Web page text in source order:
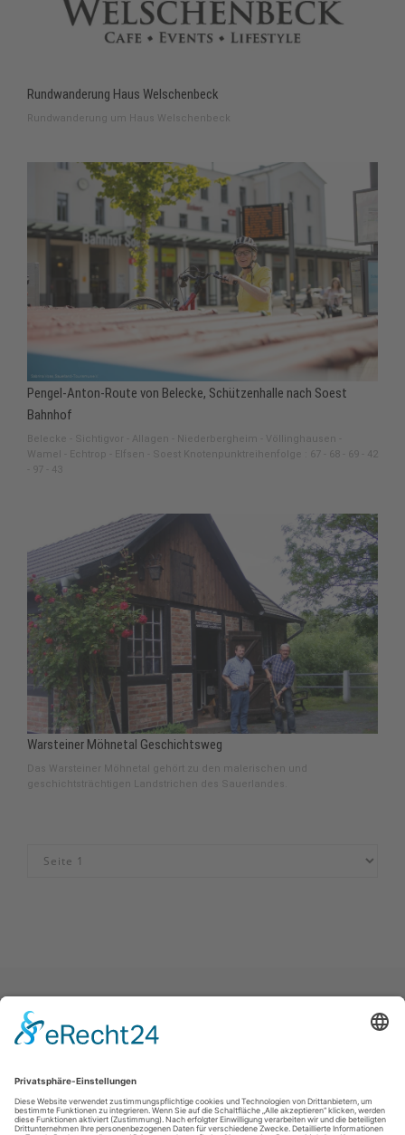
Rundwanderung Haus Welschenbeck
Rundwanderung um Haus Welschenbeck
Pengel-Anton-Route von Belecke, Schützenhalle nach Soest
Bahnhof
Belecke - Sichtigvor - Allagen - Niederbergheim - Völlinghausen -
Wamel - Echtrop - Elfsen - Soest Knotenpunktreihenfolge : 67 - 68 - 69 - 42
- 97 - 43
Warsteiner Möhnetal Geschichtsweg
Das Warsteiner Möhnetal gehört zu den malerischen und
geschichtsträchtigen Landstrichen des Sauerlandes.
|Datenschutz
Stadtmarketing Warstein e.V. Dieplohstraße 1 59581 Warstein